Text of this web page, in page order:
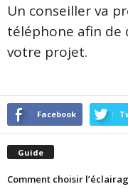
Un conseiller va
téléphone afin de
votre projet.
Facebook
Guide
Comment choisir